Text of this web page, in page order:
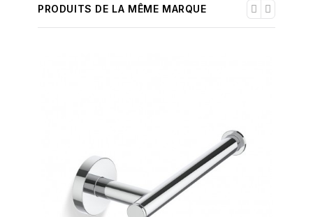
PRODUITS DE LA MÊME MARQUE